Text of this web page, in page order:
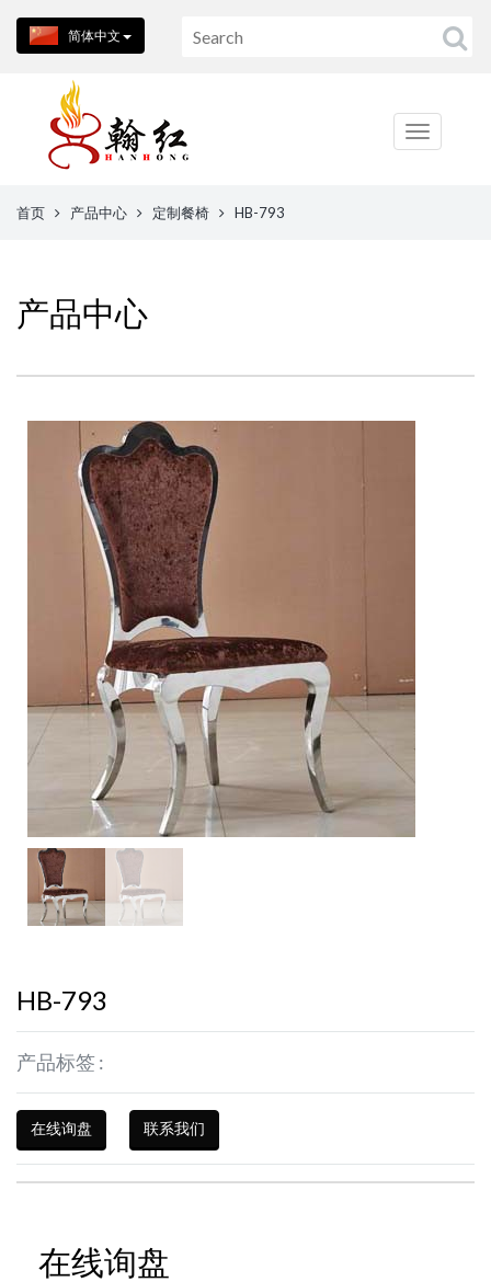
简体中文
首页 产品中心 定制餐椅 HB-793
产品中心
HB-793
产品标签 :
在线询盘 联系我们
在线询盘